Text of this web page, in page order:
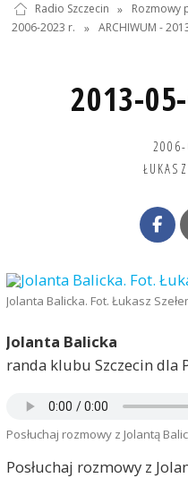
Radio Szczecin » Rozmowy
2006-2023 r.
» ARCHIWUM -
2013-
Jolanta Balicka. Fot. Łukasz
Jolanta Balicka
randa klubu Szczecin dla
Posłuchaj rozmowy z Jolantą
Posłuchaj rozmowy z